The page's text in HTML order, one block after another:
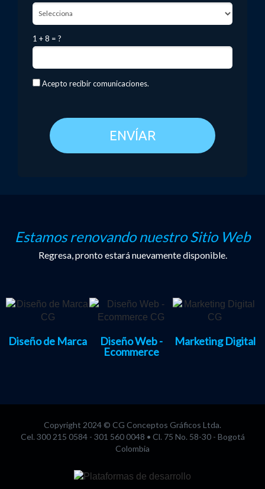
1 + 8 = ?
Acepto recibir comunicaciones.
ENVÍAR
Estamos renovando nuestro Sitio Web
Regresa, pronto estará nuevamente disponible.
Diseño de Marca
Diseño Web -
Ecommerce
Marketing Digital
Copyright 2024 © CG Conceptos Gráficos Ltda.
Cel. 300 215 0584 - 301 560 0048 • Cl. 75 No. 58-30 - Bogotá
Colombia